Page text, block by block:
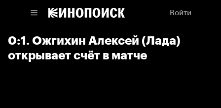
Войти
0:1. Ожгихин Алексей (Лада)
открывает счёт в матче